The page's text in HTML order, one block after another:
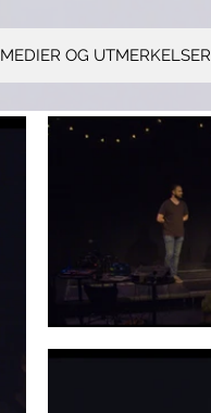
MEDIER OG UTMERKELSER